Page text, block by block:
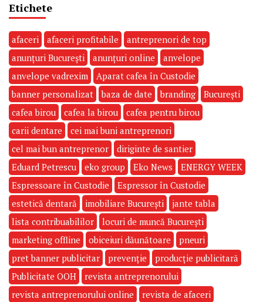
Etichete
afaceri afaceri profitabile
antreprenori de top
anunțuri București
anunțuri online
anvelope
anvelope vadrexim
Aparat cafea în Custodie
banner personalizat
baza de date branding
București
cafea birou
cafea la birou
cafea pentru birou
carii dentare
cei mai buni antreprenori
cel mai bun antreprenor
diriginte de santier
Eduard Petrescu
eko group Eko News
ENERGY WEEK
Espressoare în Custodie
Espressor în Custodie
estetică dentară
imobiliare București
jante tabla
lista contribuabililor
locuri de muncă București
marketing offline
obiceiuri dăunătoare
pneuri
pret banner publicitar
prevenție
producție publicitară
Publicitate OOH
revista antreprenorului
revista antreprenorului online
revista de afaceri